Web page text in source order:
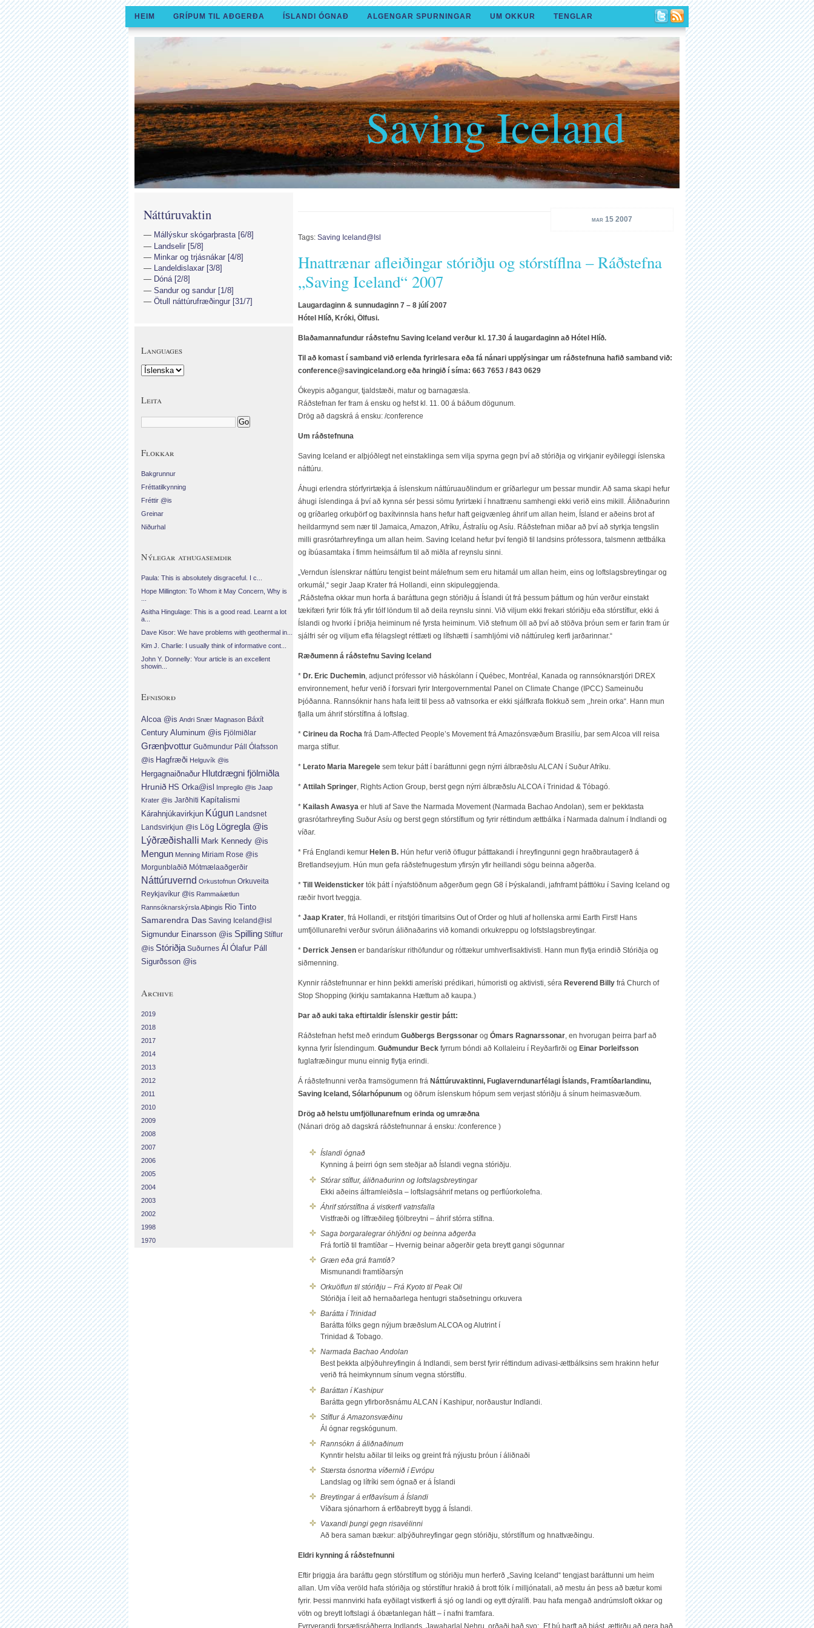
HEIM GRÍPUM TIL AÐGERÐA ÍSLANDI ÓGNAÐ ALGENGAR SPURNINGAR UM OKKUR TENGLAR
Saving Iceland
mar 15 2007
Tags: Saving Iceland@isl
Hnattrænar afleiðingar stóriðju og stórstíflna – Ráðstefna
„Saving Iceland“ 2007
Laugardaginn & sunnudaginn 7 – 8 júlí 2007
Hótel Hlíð, Króki, Ölfusi.
Blaðamannafundur ráðstefnu Saving Iceland verður kl. 17.30 á laugardaginn að Hótel Hlíð.
Til að komast í samband við erlenda fyrirlesara eða fá nánari upplýsingar um ráðstefnuna hafið samband við:
conference@savingiceland.org eða hringið í síma: 663 7653 / 843 0629
Ókeypis aðgangur, tjaldstæði, matur og barnagæsla.
Ráðstefnan fer fram á ensku og hefst kl. 11. 00 á báðum dögunum.
Drög að dagskrá á ensku: /conference
Um ráðstefnuna
Saving Iceland er alþjóðlegt net einstaklinga sem vilja spyrna gegn því að stóriðja og virkjanir eyðileggi íslenska
náttúru.
Áhugi erlendra stórfyrirtækja á íslenskum náttúruauðlindum er gríðarlegur um þessar mundir. Að sama skapi hefur
áhugi íslendinga á því að kynna sér þessi sömu fyrirtæki í hnattrænu samhengi ekki verið eins mikill. Áliðnaðurinn
og gríðarleg orkuþörf og baxítvinnsla hans hefur haft geigvænleg áhrif um allan heim, Ísland er aðeins brot af
heildarmynd sem nær til Jamaica, Amazon, Afríku, Ástralíu og Asíu. Ráðstefnan miðar að því að styrkja tengslin
milli grasrótarhreyfinga um allan heim. Saving Iceland hefur því fengið til landsins prófessora, talsmenn ættbálka
og íbúasamtaka í fimm heimsálfum til að miðla af reynslu sinni.
„Verndun íslenskrar náttúru tengist beint málefnum sem eru hitamál um allan heim, eins og loftslagsbreytingar og
orkumál,“ segir Jaap Krater frá Hollandi, einn skipuleggjenda.
„Ráðstefna okkar mun horfa á baráttuna gegn stóriðju á Íslandi út frá þessum þáttum og hún verður einstakt
tækifæri fyrir fólk frá yfir tólf löndum til að deila reynslu sinni. Við viljum ekki frekari stóriðju eða stórstíflur, ekki á
Íslandi og hvorki í þriðja heiminum né fyrsta heiminum. Við stefnum öll að því að stöðva þróun sem er farin fram úr
sjálfri sér og viljum efla félagslegt réttlæti og lífshætti í samhljómi við náttúruleg kerfi jarðarinnar.“
Ræðumenn á ráðstefnu Saving Iceland
* Dr. Eric Duchemin, adjunct prófessor við háskólann í Québec, Montréal, Kanada og rannsóknarstjóri DREX
environnement, hefur verið í forsvari fyrir Intergovernmental Panel on Climate Change (IPCC) Sameinuðu
Þjóðanna. Rannsóknir hans hafa leitt til þess að vatnsorka er ekki sjálfkrafa flokkuð sem ,,hrein orka“. Hann mun
fjalla um áhrif stórstíflna á loftslag.
* Cirineu da Rocha frá Dam-Affected People’s Movement frá Amazónsvæðum Brasilíu, þar sem Alcoa vill reisa
marga stíflur.
* Lerato Maria Maregele sem tekur þátt í baráttunni gegn nýrri álbræðslu ALCAN í Suður Afríku.
* Attilah Springer, Rights Action Group, berst gegn nýrri álbræðslu ALCOA í Trinidad & Tóbagó.
* Kailash Awasya er hluti af Save the Narmada Movement (Narmada Bachao Andolan), sem er þekktasta
grasrótarhreyfing Suður Asíu og berst gegn stórstíflum og fyrir réttindum ættbálka í Narmada dalnum í Indlandi og
víðar.
* Frá Englandi kemur Helen B. Hún hefur verið öflugur þátttakandi í hreyfingunni gegn hraðbrautagerð á
Bretlandseyjum. Hún mun gefa ráðstefnugestum yfirsýn yfir heillandi sögu beinna aðgerða.
* Till Weidensticker tók þátt í nýafstöðnum aðgerðum gegn G8 í Þýskalandi, jafnframt þátttöku í Saving Iceland og
ræðir hvort tveggja.
* Jaap Krater, frá Hollandi, er ritstjóri tímaritsins Out of Order og hluti af hollenska armi Earth First! Hans
umfjöllunarefni verður svörun áliðnaðarins við komandi orkukreppu og lofstslagsbreytingar.
* Derrick Jensen er bandarískur rithöfundur og róttækur umhverfisaktivisti. Hann mun flytja erindið Stóriðja og
siðmenning.
Kynnir ráðstefnunnar er hinn þekkti ameríski prédikari, húmoristi og aktivisti, séra Reverend Billy frá Church of
Stop Shopping (kirkju samtakanna Hættum að kaupa.)
Þar að auki taka eftirtaldir íslenskir gestir þátt:
Ráðstefnan hefst með erindum Guðbergs Bergssonar og Ómars Ragnarssonar, en hvorugan þeirra þarf að
kynna fyrir Íslendingum. Guðmundur Beck fyrrum bóndi að Kollaleiru í Reyðarfirði og Einar Þorleifsson
fuglafræðingur munu einnig flytja erindi.
Á ráðstefnunni verða framsögumenn frá Náttúruvaktinni, Fuglaverndunarfélagi Íslands, Framtíðarlandinu,
Saving Iceland, Sólarhópunum og öðrum íslenskum hópum sem verjast stóriðju á sínum heimasvæðum.
Drög að helstu umfjöllunarefnum erinda og umræðna
(Nánari drög að dagskrá ráðstefnunnar á ensku: /conference )
Íslandi ógnað
Kynning á þeirri ógn sem steðjar að Íslandi vegna stóriðju.
Stórar stíflur, áliðnaðurinn og loftslagsbreytingar
Ekki aðeins álframleiðsla – loftslagsáhrif metans og perflúorkolefna.
Áhrif stórstíflna á vistkerfi vatnsfalla
Vistfræði og líffræðileg fjölbreytni – áhrif stórra stíflna.
Saga borgaralegrar óhlýðni og beinna aðgerða
Frá fortíð til framtíðar – Hvernig beinar aðgerðir geta breytt gangi sögunnar
Græn eða grá framtíð?
Mismunandi framtíðarsýn
Orkuöflun til stóriðju – Frá Kyoto til Peak Oil
Stóriðja í leit að hernaðarlega hentugri staðsetningu orkuvera
Barátta í Trinidad
Barátta fólks gegn nýjum bræðslum ALCOA og Alutrint í
Trinidad & Tobago.
Narmada Bachao Andolan
Best þekkta alþýðuhreyfingin á Indlandi, sem berst fyrir réttindum adivasi-ættbálksins sem hrakinn hefur
verið frá heimkynnum sínum vegna stórstíflu.
Baráttan í Kashipur
Barátta gegn yfirborðsnámu ALCAN í Kashipur, norðaustur Indlandi.
Stíflur á Amazonsvæðinu
Ál ógnar regskógunum.
Rannsókn á áliðnaðinum
Kynntir helstu aðilar til leiks og greint frá nýjustu þróun í áliðnaði
Stærsta ósnortna víðernið í Evrópu
Landslag og lífríki sem ógnað er á Íslandi
Breytingar á erfðavísum á Íslandi
Víðara sjónarhorn á erfðabreytt bygg á Íslandi.
Vaxandi þungi gegn risavélinni
Að bera saman bækur: alþýðuhreyfingar gegn stóriðju, stórstíflum og hnattvæðingu.
Eldri kynning á ráðstefnunni
Eftir þriggja ára baráttu gegn stórstíflum og stóriðju mun herferð „Saving Iceland“ tengjast baráttunni um heim
allan. Um víða veröld hafa stóriðja og stórstíflur hrakið á brott fólk í milljónatali, að mestu án þess að bætur komi
fyrir. Þessi mannvirki hafa eyðilagt vistkerfi á sjó og landi og eytt dýralífi. Þau hafa mengað andrúmsloft okkar og
vötn og breytt loftslagi á óbætanlegan hátt – í nafni framfara.
Fyrrverandi forsætisráðherra Indlands, Jawaharlal Nehru, orðaði það svo: „Ef þú þarft að þjást, ættirðu að gera það
Náttúruvaktin
Mállýskur skógarþrasta [6/8]
Landselir [5/8]
Minkar og trjásnákar [4/8]
Landeldislaxar [3/8]
Dóná [2/8]
Sandur og sandur [1/8]
Ötull náttúrufræðingur [31/7]
Languages
Leita
Flokkar
Bakgrunnur
Fréttatilkynning
Fréttir @is
Greinar
Niðurhal
Nýlegar athugasemdir
Paula: This is absolutely disgraceful. I c...
Hope Millington: To Whom it May Concern, Why is
Asitha Hingulage: This is a good read. Learnt a lot
a...
Dave Kisor: We have problems with geothermal in...
Kim J. Charlie: I usually think of informative cont...
John Y. Donnelly: Your article is an excellent
showin...
Efnisorð
Alcoa @is Andri Snær Magnason Báxít
Century Aluminum @is Fjölmiðlar
Grænþvottur Guðmundur Páll Ólafsson
@is Hagfræði Helguvík @is
Hergagnaiðnaður Hlutdrægni fjölmiðla
Hrunið HS Orka@isl Impregilo @is Jaap
Krater @is Jarðhiti Kapítalismi
Kárahnjúkavirkjun Kúgun Landsnet
Landsvirkjun @is Lög Lögregla @is
Lýðræðishalli Mark Kennedy @is
Mengun Menning Miriam Rose @is
Morgunblaðið Mótmælaaðgerðir
Náttúruvernd Orkustofnun Orkuveita
Reykjavíkur @is Rammaáætlun
Rannsóknarskýrsla Alþingis Rio Tinto
Samarendra Das Saving Iceland@isl
Sigmundur Einarsson @is Spilling Stíflur
@is Stóriðja Suðurnes Ál Ólafur Páll
Sigurðsson @is
Archive
2019
2018
2017
2014
2013
2012
2011
2010
2009
2008
2007
2006
2005
2004
2003
2002
1998
1970